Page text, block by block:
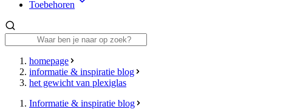
Toebehoren
homepage
informatie & inspiratie blog
het gewicht van plexiglas
Informatie & inspiratie blog